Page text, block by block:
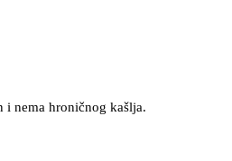
i nema hroničnog kašlja.